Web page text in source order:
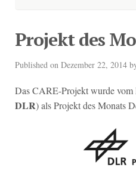
Projekt des
Published on Dezember 22, 2014
Das CARE-Projekt wurde
DLR) als Projekt des Monats